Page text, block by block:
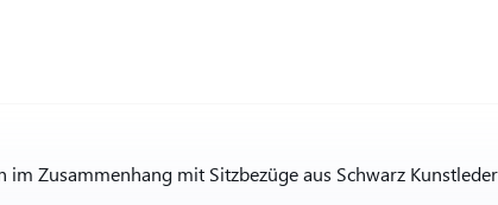
im Zusammenhang mit Sitzbezüge aus Schwarz